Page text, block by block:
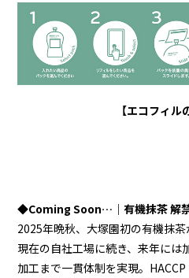
【エコフィル
◆Coming Soon…｜有機抹茶 解
2025年晩秋、大塚園初の有機抹茶
現在の自社工場に続き、来年には
加工まで一貫体制を実現。